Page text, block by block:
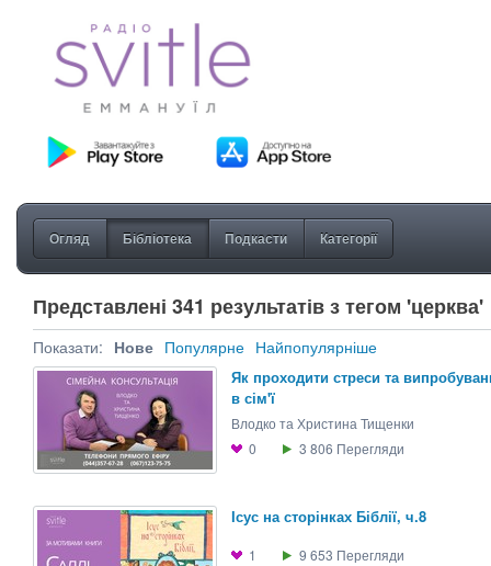
Огляд Бібліотека Подкасти Категорії
Представлені 341 результатів з тегом 'церква'
Показати: Нове Популярне Найпопулярніше
Як проходити стреси та
в сім'ї
Влодко та Христина Тищенки
0
3 806 Перегляди
Ісус на сторінках Біблії, ч.8
1 9 653 Перегляди